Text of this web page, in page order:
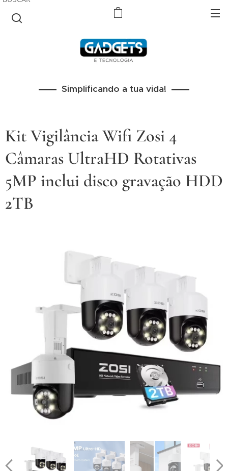
Simplificando a tua vida!
Kit Vigilância Wifi Zosi 4
Câmaras UltraHD Rotativas
5MP inclui disco gravação HDD
2TB